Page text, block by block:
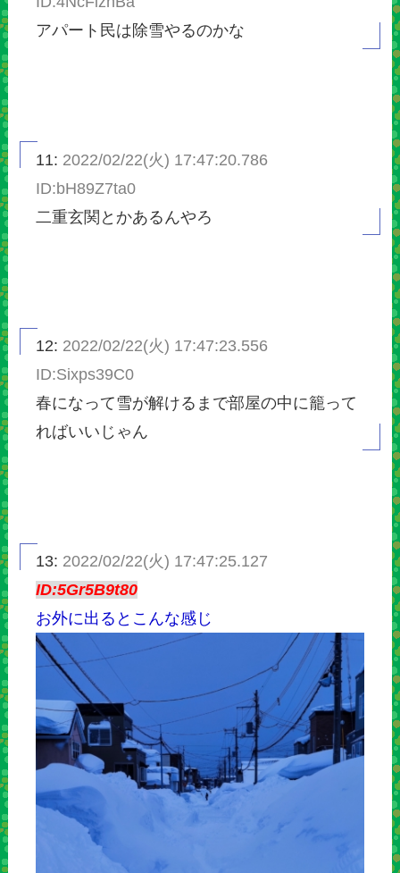
アパート民は除雪やるのかな
11: 2022/02/22(火) 17:47:20.786
ID:bH89Z7ta0
二重玄関とかあるんやろ
12: 2022/02/22(火) 17:47:23.556
ID:Sixps39C0
春になって雪が解けるまで部屋の中に籠って
ればいいじゃん
13: 2022/02/22(火) 17:47:25.127
ID:5Gr5B9t80
お外に出るとこんな感じ